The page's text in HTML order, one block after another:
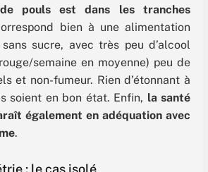
pouls
est dans les tranches
bien à une alimentation
sucre, avec très peu d’alcool
semaine en moyenne) peu de
et non-fumeur. Rien d’étonnant à
soient en bon état. Enfin, la santé
également en adéquation avec
.
: le cas isolé